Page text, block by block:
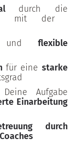
durch die
mit der
und flexible
für eine starke
Aufgabe
Einarbeitung
durch